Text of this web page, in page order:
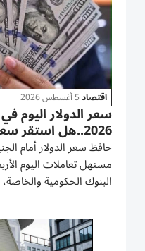
اقتصاد5 أغسطس 2026
2026..هل استقر سعر صرف الجنيه؟
حافظ سعر الدولار أمام
البنوك الحكومية
لتحركات سعر الصرف، لما
السلع المستوردة وحركة
الدولار بالتزامن مع...